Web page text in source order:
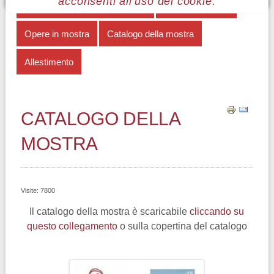
Ogni cosa che respira lodi IAH Note biografiche
Opere in mostra Catalogo della mostra
Allestimento
CATALOGO DELLA
MOSTRA
Visite: 7800
Il catalogo della mostra è scaricabilecliccando su
questo collegamento o sulla copertina del catalogo